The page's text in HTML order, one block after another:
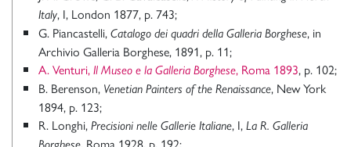
Italy, I, London 1877, p. 743;
G. Piancastelli, Catalogo dei quadri della Galleria Borghese, in
Archivio Galleria Borghese, 1891, p. 11;
A. Venturi, Il Museo e la Galleria Borghese, Roma 1893, p. 102;
B. Berenson, Venetian Painters of the Renaissance, New York
1894, p. 123;
R. Longhi, Precisioni nelle Gallerie Italiane, I, La R. Galleria
Borghese, Roma 1928, p. 192;